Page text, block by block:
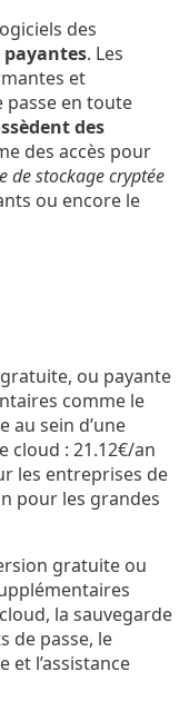
des
payantes. Les
et
passe en toute
des
des accès pour
de stockage cryptée
ou encore le
ou payante
comme le
au sein d’une
cloud : 21.12€/an
les entreprises de
pour les grandes
gratuite ou
la sauvegarde
de passe, le
et l’assistance